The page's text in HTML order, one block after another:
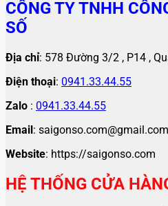
CÔNG TY TNHH
SỐ
Địa chỉ: 578 Đường 3/2 , P14 ,
Điện thoại: 0941.33.44.55
Zalo : 0941.33.44.55
Email: saigonso.com@gmail.com
Website: https://saigonso.com
HỆ THỐNG CỬA